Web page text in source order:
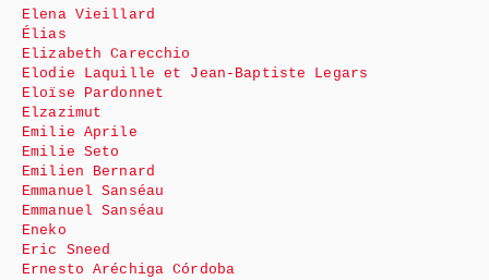
Elena Vieillard
Élias
Elizabeth Carecchio
Elodie Laquille et Jean-Baptiste Legars
Eloïse Pardonnet
Elzazimut
Emilie Aprile
Emilie Seto
Emilien Bernard
Emmanuel Sanséau
Emmanuel Sanséau
Eneko
Eric Sneed
Ernesto Aréchiga Córdoba